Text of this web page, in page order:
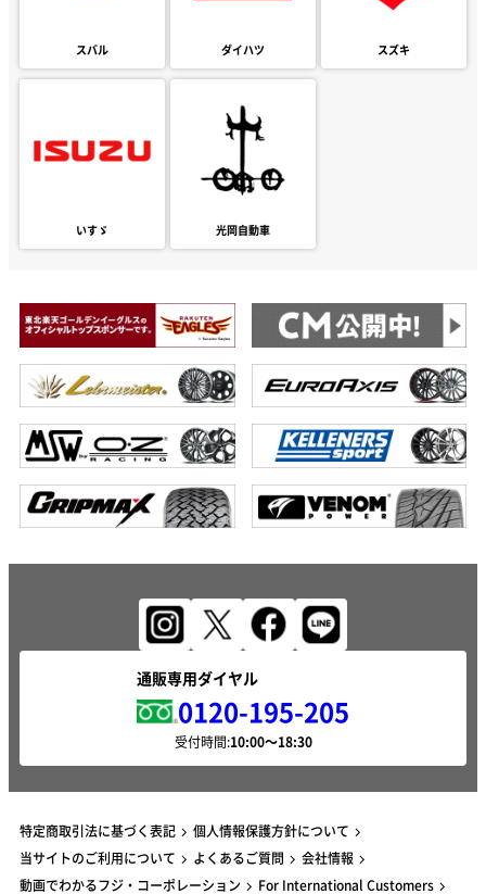
スバル ダイハツ スズキ
いすゞ 光岡自動車
通販専用ダイヤル
0120-195-205
受付時間:
特定商取引法に基づく表記
個人情報保護方針について
当サイトのご利用について
よくあるご質問
会社情報
動画でわかるフジ・コーポレーション
For International Customers